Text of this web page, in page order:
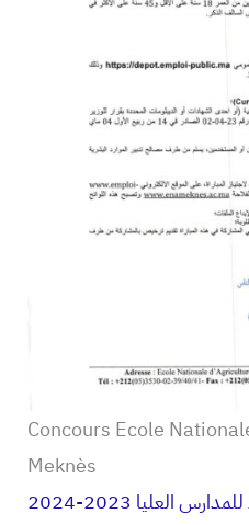
Concours Ecole
Meknès
العليا 2023-2024